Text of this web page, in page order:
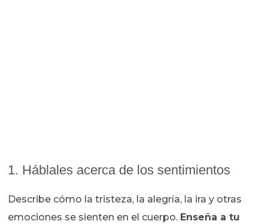
1. Háblales acerca de los sentimientos
Describe cómo la tristeza, la alegría, la ira y otras
emociones se sienten en el cuerpo. Enseña a tu